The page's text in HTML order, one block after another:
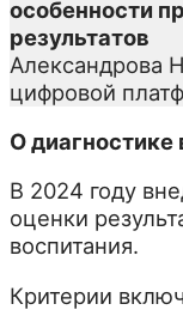
особенности
результатов
Александрова
цифровой
О диагностике
В 2024 году
оценки
воспитания.
Критерии